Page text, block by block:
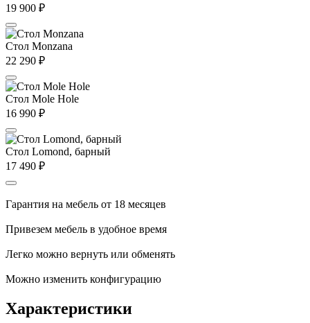
19 900 ₽
Стол Monzana
22 290 ₽
Стол Mole Hole
16 990 ₽
Стол Lomond, барный
17 490 ₽
Гарантия на мебель от 18 месяцев
Привезем мебель в удобное время
Легко можно вернуть или обменять
Можно изменить конфигурацию
Характеристики